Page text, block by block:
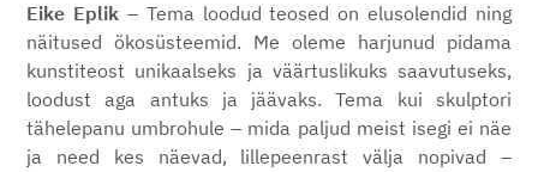
Eike Eplik– Tema loodud teosed on elusolendid ning
näitused ökosüsteemid. Me oleme harjunud pidama
kunstiteost unikaalseks ja väärtuslikuks saavutuseks,
loodust aga antuks ja jäävaks. Tema kui skulptori
tähelepanu umbrohule – mida paljud meist isegi ei näe
ja need kes näevad, lillepeenrast välja nopivad –